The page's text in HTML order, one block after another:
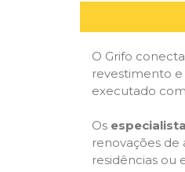
O Grifo
revestimento
executado
Os
renovações de
residências ou